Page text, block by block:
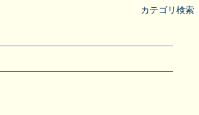
カテゴリ検索